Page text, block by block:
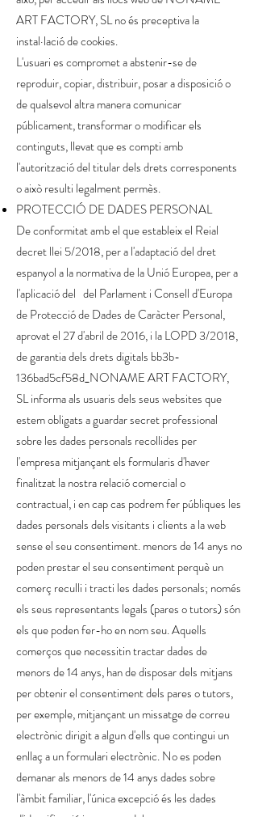
ART FACTORY, SL no és preceptiva la
instal·lació de cookies.
L'usuari es compromet a abstenir-se de
reproduir, copiar, distribuir, posar a disposició o
de qualsevol altra manera comunicar
públicament, transformar o modificar els
continguts, llevat que es compti amb
l'autorització del titular dels drets corresponents
o això resulti legalment permès.
PROTECCIÓ DE DADES PERSONAL
De conformitat amb el que estableix el Reial
decret llei 5/2018, per a l'adaptació del dret
espanyol a la normativa de la Unió Europea, per a
l'aplicació del del Parlament i Consell d'Europa
de Protecció de Dades de Caràcter Personal,
aprovat el 27 d'abril de 2016, i la LOPD 3/2018,
de garantia dels drets digitals bb3b-
136bad5cf58d_NONAME ART FACTORY,
SL informa als usuaris dels seus websites que
estem obligats a guardar secret professional
sobre les dades personals recollides per
l'empresa mitjançant els formularis d'haver
finalitzat la nostra relació comercial o
contractual, i en cap cas podrem fer públiques les
dades personals dels visitants i clients a la web
sense el seu consentiment. menors de 14 anys no
poden prestar el seu consentiment perquè un
comerç reculli i tracti les dades personals; només
els seus representants legals (pares o tutors) són
els que poden fer-ho en nom seu. Aquells
comerços que necessitin tractar dades de
menors de 14 anys, han de disposar dels mitjans
per obtenir el consentiment dels pares o tutors,
per exemple, mitjançant un missatge de correu
electrònic dirigit a algun d'ells que contingui un
enllaç a un formulari electrònic. No es poden
demanar als menors de 14 anys dades sobre
l'àmbit familiar, l'única excepció és les dades